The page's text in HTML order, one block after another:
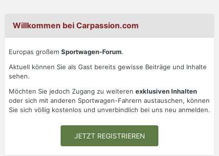
Willkommen bei Carpassion.com
Europas großem Sportwagen-Forum.
Aktuell können Sie als Gast bereits gewisse Beiträge und Inhalte
sehen.
Möchten Sie jedoch Zugang zu weiteren exklusiven Inhalten
oder sich mit anderen Sportwagen-Fahrern austauschen, können
Sie sich völlig kostenlos und unverbindlich bei uns neu anmelden.
JETZT REGISTRIEREN